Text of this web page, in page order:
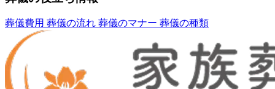
葬儀費用 葬儀の流れ 葬儀のマナー 葬儀の種類